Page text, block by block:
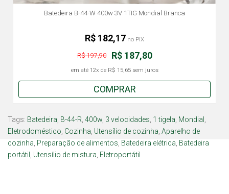
Batedeira B-44-W 400w 3V 1TIG Mondial Branca
R$ 187,80
R$ 197,90
em até 12x de R$ 15,65sem juros
R$ 182,17 no PIX
COMPRAR
Tags: Batedeira B-44-R 400w 3 velocidades 1 tigela Mondial
Eletrodoméstico Cozinha Utensílio de cozinha Aparelho de
cozinha Preparação de alimentos Batedeira elétrica Batedeira
portátil
Utensílio de mistura Eletroportátil